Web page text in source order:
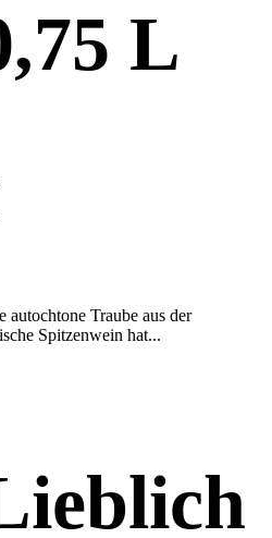
L
Traube aus der
Spitzenwein hat...